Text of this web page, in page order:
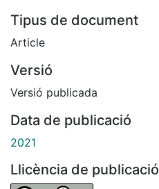
Tipus de document
Article
Versió
Versió publicada
Data de publicació
2021
Llicència de publicació